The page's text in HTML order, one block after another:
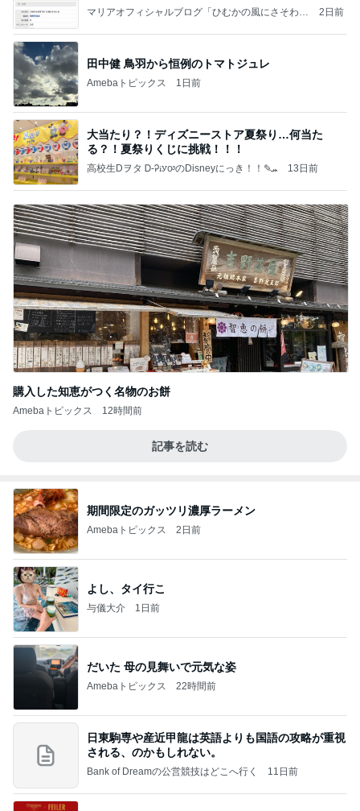
マリアオフィシャルブログ「ひむかの風にさそわれ
2日前
田中健 鳥羽から恒例のトマトジュレ
Amebaトピックス 1日前
大当たり？！ディズニーストア夏祭り…何当た
る？！夏祭りくじに挑戦！！！
高校生Dヲタ Ꭰ-ᎮꭵꭹꭴのDisneyにっき！！✎ܚ 13日前
購入した知恵がつく名物のお餅
Amebaトピックス 12時間前
記事を読む
期間限定のガッツリ濃厚ラーメン
Amebaトピックス 2日前
よし、タイ行こ
与儀大介 1日前
だいた 母の見舞いで元気な姿
Amebaトピックス 22時間前
日東駒専や産近甲龍は英語よりも国語の攻略が重視
される、のかもしれない。
Bank of Dreamの公営競技はどこへ行く 11日前